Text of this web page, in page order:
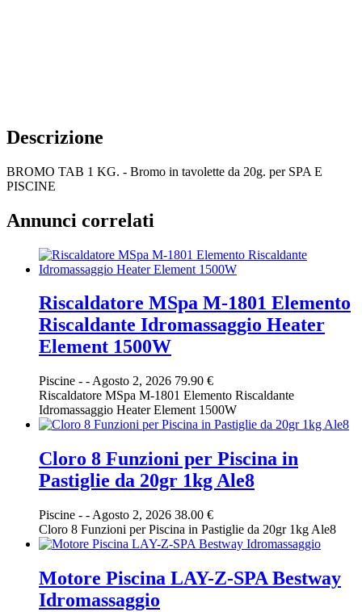
Descrizione
BROMO TAB 1 KG. - Bromo in tavolette da 20g. per SPA E
PISCINE
Annunci correlati
Riscaldatore MSpa M-1801 Elemento
Riscaldante Idromassaggio Heater
Element 1500W
Piscine - - Agosto 2, 2026 79.90 €
Riscaldatore MSpa M-1801 Elemento Riscaldante
Idromassaggio Heater Element 1500W
Cloro 8 Funzioni per Piscina in
Pastiglie da 20gr 1kg Ale8
Piscine - - Agosto 2, 2026 38.00 €
Cloro 8 Funzioni per Piscina in Pastiglie da 20gr 1kg Ale8
Motore Piscina LAY-Z-SPA Bestway
Idromassaggio